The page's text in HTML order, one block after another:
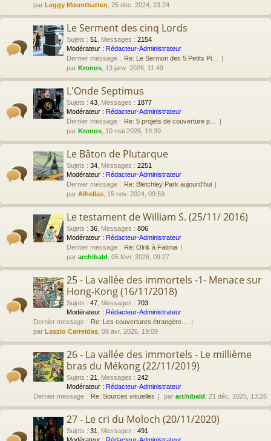
par Leggy Mountbatten , 25 déc. 2024, 23:24
Le Serment des cinq Lords
Sujets : 51 Messages : 2154
Modérateur : Rédacteur-Administrateur
Dernier message : Re: Le Sermon des 5 Petits Pi…
par Kronos , 13 janv. 2026, 11:49
L'Onde Septimus
Sujets : 43 Messages : 1877
Modérateur : Rédacteur-Administrateur
Dernier message : Re: 5 projets de couverture p…
par Kronos , 10 mai 2026, 19:39
Le Bâton de Plutarque
Sujets : 34 Messages : 2251
Modérateur : Rédacteur-Administrateur
Dernier message : Re: Bletchley Park aujourd'hui
par Alhellas , 15 nov. 2024, 09:59
Le testament de William S. (25/11/ 2016)
Sujets : 36 Messages : 806
Modérateur : Rédacteur-Administrateur
Dernier message : Re: Olrik à Fatima
par archibald , 05 févr. 2026, 09:27
25 - La vallée des immortels -1- Menace sur
Hong-Kong (16/11/2018)
Sujets : 47 Messages : 703
Modérateur : Rédacteur-Administrateur
Dernier message : Re: Les couvertures étrangère…
par Laszlo Carreidas , 08 avr. 2026, 19:09
26 - La vallée des immortels - Le millième
bras du Mékong (22/11/2019)
Sujets : 21 Messages : 242
Modérateur : Rédacteur-Administrateur
Dernier message : Re: Sources visuelles par archibald , 21 déc. 2025, 13:26
27 - Le cri du Moloch (20/11/2020)
Sujets : 31 Messages : 491